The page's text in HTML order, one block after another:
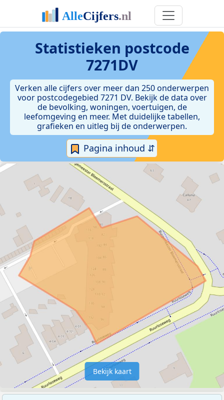
Statistieken postcode
7271DV
Verken alle cijfers over meer dan 250 onderwerpen
voor postcodegebied 7271 DV. Bekijk de data over
de bevolking, woningen, voertuigen, de
leefomgeving en meer. Met duidelijke tabellen,
grafieken en uitleg bij de onderwerpen.
Pagina inhoud ⇵
Bekijk kaart